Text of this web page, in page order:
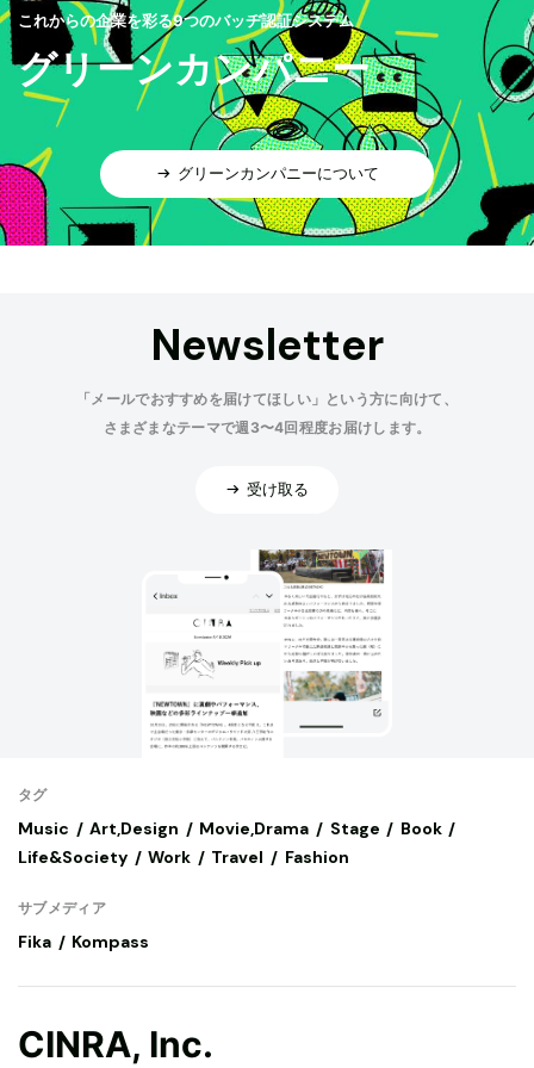
これからの企業を彩る9つのバッヂ認証システム
グリーンカンパニー
グリーンカンパニーについて
Newsletter
「メールでおすすめを届けてほしい」という方に向けて、
さまざまなテーマで週3〜4回程度お届けします。
受け取る
タグ
Music Art,Design Movie,Drama Stage
Book
Life&Society
Work Travel Fashion
サブメディア
Fika Kompass
CINRA, Inc.